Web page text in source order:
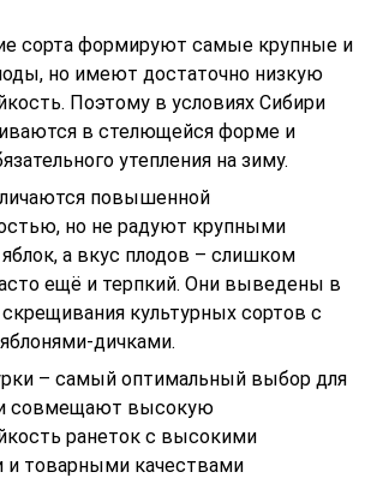
сорта формируют самые крупные и
но имеют достаточно низкую
Поэтому в условиях Сибири
в стелющейся форме и
утепления на зиму.
повышенной
но не радуют крупными
а вкус плодов – слишком
ещё и терпкий. Они выведены в
скрещивания культурных сортов с
дичками.
– самый оптимальный выбор для
совмещают высокую
ранеток с высокими
товарными качествами